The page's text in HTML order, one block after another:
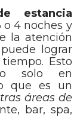
estancia
o 4 noches y
la atención
lograr
Esto
solo en
que es un
áreas de
bar, spa,